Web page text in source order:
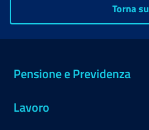
Torna su
Pensione e Previdenza
Lavoro